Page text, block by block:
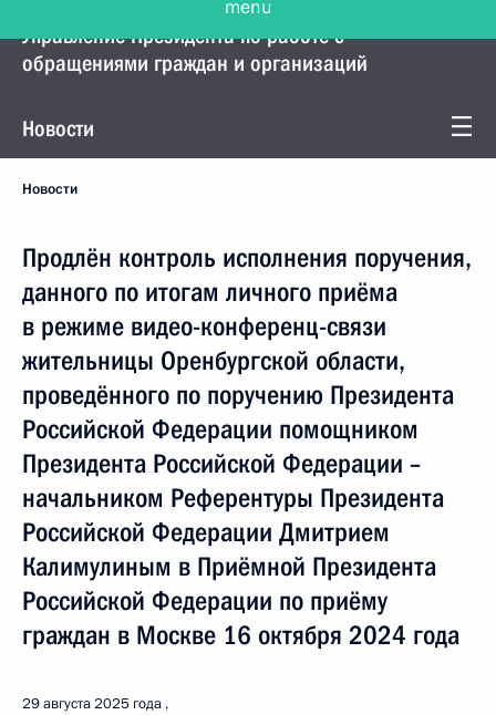
Управление Президента по работе с
обращениями граждан и организаций
Новости
Новости
Продлён контроль исполнения поручения,
данного по итогам личного приёма
в режиме видео-конференц-связи
жительницы Оренбургской области,
проведённого по поручению Президента
Российской Федерации помощником
Президента Российской Федерации –
начальником Референтуры Президента
Российской Федерации Дмитрием
Калимулиным в Приёмной Президента
Российской Федерации по приёму
граждан в Москве 16 октября 2024 года
29 августа 2025 года